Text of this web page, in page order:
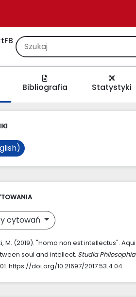
FB
Bibliografia Statystyki
cytowań
M. (2019). "Homo non est intellectus".
soul and intellect. Studia
https://doi.org/10.21697/2017.53.4.04